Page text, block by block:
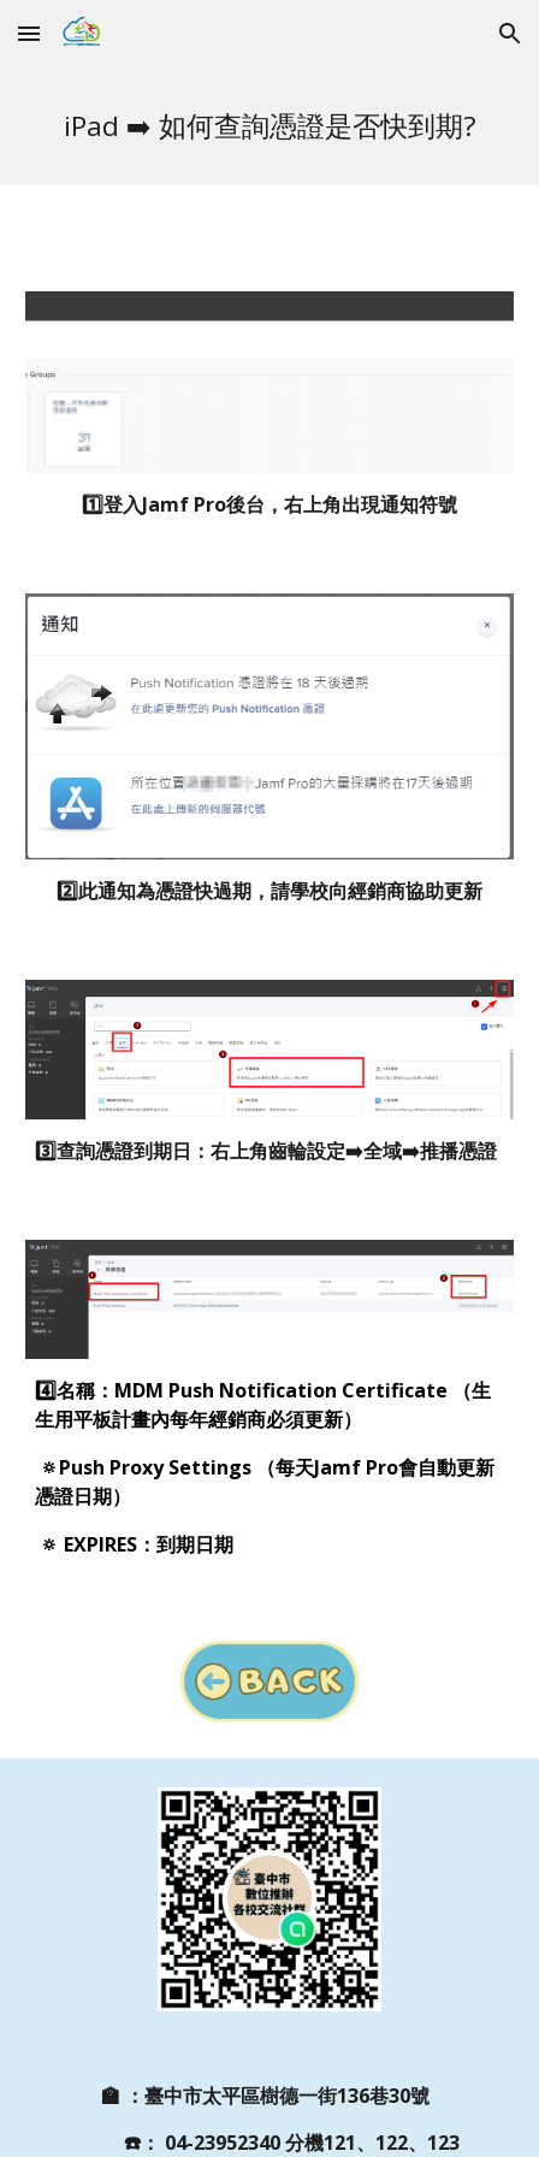
Skip to main content Skip to navigation
iPad ➡️ 如何查詢憑證是否快到期?
1️⃣登入Jamf Pro後台，右上角出現通知符號
2️⃣此通知為憑證快過期，請學校向經銷商協助更新
3️⃣查詢憑證到期日：右上角齒輪設定➡️全域➡️推播憑證
4️⃣名稱： MDM Push Notification Certificate （生
生用平板計畫內每年經銷商必須更新）
🔅Push Proxy Settings （每天Jamf Pro會自動更新
憑證日期）
🔅 EXPIRES：到期日期
🏫 ： 臺中市太平區樹德一街136巷30號
☎️： 04-23952340 分機121、122、123